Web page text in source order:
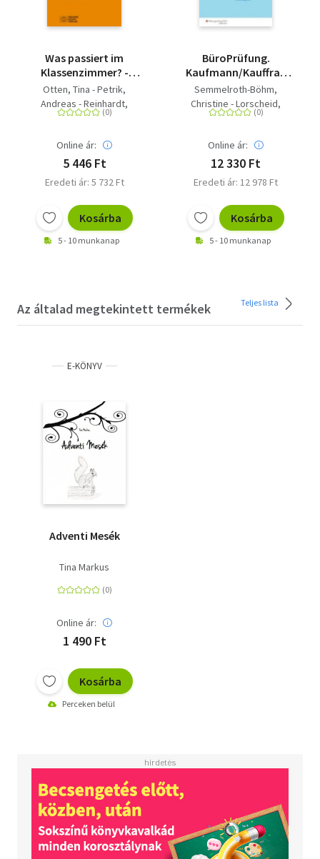
Was passiert im
Klassenzimmer? -
Methoden zur
Evaluation,
Diagnostik und
sozialwissenschaftlichen
Unterrichts
Otten, Tina - Petrik,
Andreas - Reinhardt,
Sybille - Welniak, Christian
Fischer, Christian - Gloe,
Markus - Grammes,
Tilmann - Gries, Sabine -
Juhasz-Liebermann, Anne -
Kammertöns, Annette -
Lutter, Andreas - Nowak,
Nicole
Online ár:
5 446 Ft
Eredeti ár: 5 732 Ft
Kosárba
5 - 10 munkanap
BüroPrüfung.
Kaufmann/Kauffrau
für Büromanagement:
Prüfungsvorbereitung
Semmelroth-Böhm,
Christine - Lorscheid,
Stefan - Frings, Sabine -
- Saglam, Tina - Wigger,
Michael - Peters, Markus -
Pürling, Elvira - Wieland,
Lukas - Nießen, Karin -
Apel, Olaf - Weich, Marco
Online ár:
12 330 Ft
Eredeti ár: 12 978 Ft
Kosárba
5 - 10 munkanap
Az általad megtekintett termékek Teljes lista
E-KÖNYV
Adventi Mesék
Tina Markus
Online ár:
1 490 Ft
Kosárba
Perceken belül